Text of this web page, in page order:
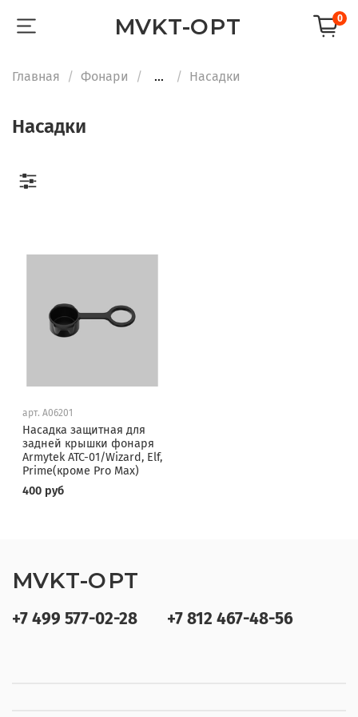
MVKT-OPT 0
Главная Фонари ... Насадки
Насадки
арт. A06201
Насадка защитная для
задней крышки фонаря
Armytek ATC-01/Wizard, Elf,
Prime(кроме Pro Max)
400 руб
+7 499 577-02-28 +7 812 467-48-56
MVKT-OPT